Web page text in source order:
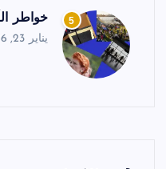
5 خواطر الأسبوع
يناير 23, 2026